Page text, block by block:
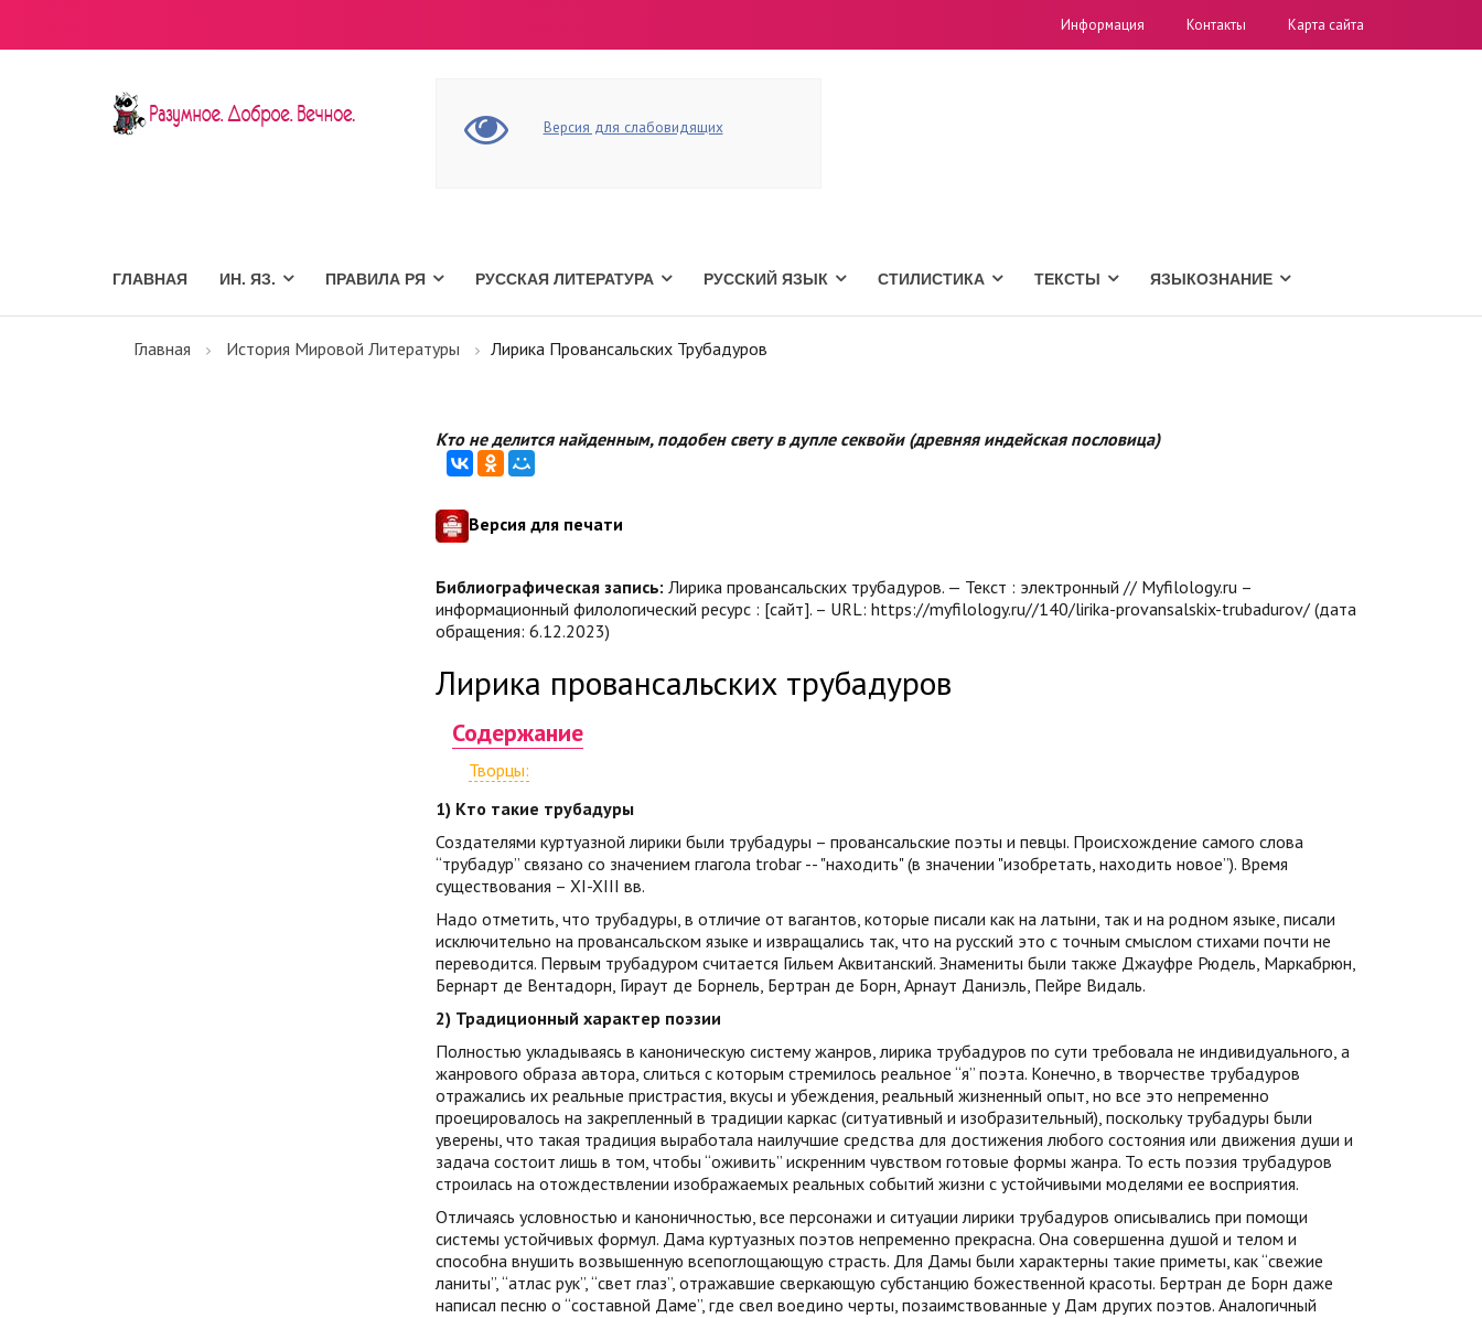
Информация Контакты Карта сайта
Версия для слабовидящих
ГЛАВНАЯ ИН. ЯЗ. ПРАВИЛА РЯ РУССКАЯ ЛИТЕРАТУРА РУССКИЙ ЯЗЫК СТИЛИСТИКА ТЕКСТЫ ЯЗЫКОЗНАНИЕ
Главная История Мировой Литературы Лирика Провансальских Трубадуров
Кто не делится найденным, подобен свету в дупле секвойи (древняя индейская пословица)
Версия для печати
Библиографическая запись: Лирика провансальских трубадуров. — Текст : электронный // Myfilology.ru –
информационный филологический ресурс : [сайт]. – URL: https://myfilology.ru//140/lirika-provansalskix-trubadurov/ (дата
обращения: 6.12.2023)
Лирика провансальских трубадуров
Содержание
Творцы:
1) Кто такие трубадуры
Создателями куртуазной лирики были трубадуры – провансальские поэты и певцы. Происхождение самого слова
“трубадур” связано со значением глагола trobar -- "находить" (в значении "изобретать, находить новое”). Время
существования – XI-XIII вв.
Надо отметить, что трубадуры, в отличие от вагантов, которые писали как на латыни, так и на родном языке, писали
исключительно на провансальском языке и извращались так, что на русский это с точным смыслом стихами почти не
переводится. Первым трубадуром считается Гильем Аквитанский. Знамениты были также Джауфре Рюдель, Маркабрюн,
Бернарт де Вентадорн, Гираут де Борнель, Бертран де Борн, Арнаут Даниэль, Пейре Видаль.
2) Традиционный характер поэзии
Полностью укладываясь в каноническую систему жанров, лирика трубадуров по сути требовала не индивидуального, а
жанрового образа автора, слиться с которым стремилось реальное “я” поэта. Конечно, в творчестве трубадуров
отражались их реальные пристрастия, вкусы и убеждения, реальный жизненный опыт, но все это непременно
проецировалось на закрепленный в традиции каркас (ситуативный и изобразительный), поскольку трубадуры были
уверены, что такая традиция выработала наилучшие средства для достижения любого состояния или движения души и
задача состоит лишь в том, чтобы “оживить” искренним чувством готовые формы жанра. То есть поэзия трубадуров
строилась на отождествлении изображаемых реальных событий жизни с устойчивыми моделями ее восприятия.
Отличаясь условностью и каноничностью, все персонажи и ситуации лирики трубадуров описывались при помощи
системы устойчивых формул. Дама куртуазных поэтов непременно прекрасна. Она совершенна душой и телом и
способна внушить возвышенную всепоглощающую страсть. Для Дамы были характерны такие приметы, как “свежие
ланиты”, “атлас рук”, “свет глаз”, отражавшие сверкающую субстанцию божественной красоты. Бертран де Борн даже
написал песню о “составной Даме”, где свел воедино черты, позаимствованные у Дам других поэтов. Аналогичный